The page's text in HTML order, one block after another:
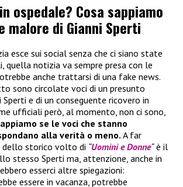
ospedale? Cosa sappiamo
malore di Gianni Sperti
esce sui social senza che ci siano state
quella notizia va sempre presa con le
anche trattarsi di una fake news.
sono circolate voci di un presunto
Sperti e di un conseguente ricovero in
ufficiali però, al momento, non ci sono,
se le voci che stanno
alla verità o meno. A far
dello storico volto di “Uomini e Donne“è il
stesso Sperti ma, attenzione, anche in
esserci altre spiegazioni:
essere in vacanza, potrebbe